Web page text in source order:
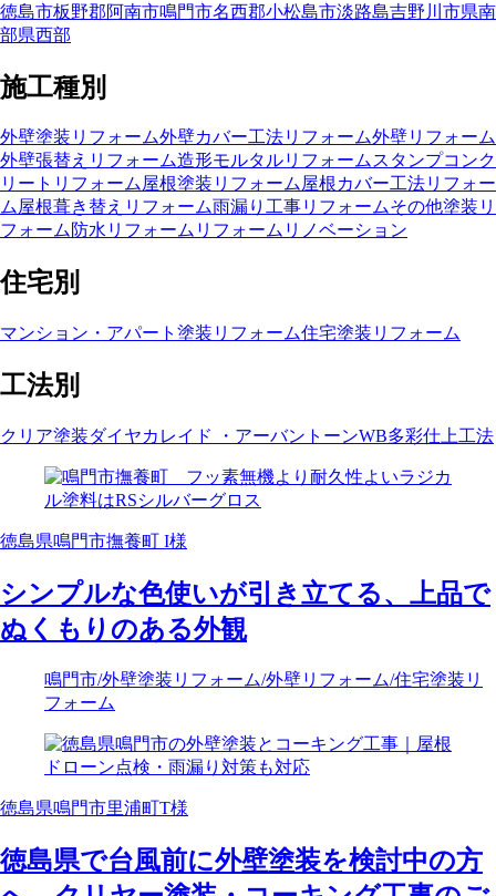
徳島市板野郡阿南市鳴門市名西郡小松島市淡路島吉野川市県南
部県西部
施工種別
外壁塗装リフォーム外壁カバー工法リフォーム外壁リフォーム
外壁張替えリフォーム造形モルタルリフォームスタンプコンク
リートリフォーム屋根塗装リフォーム屋根カバー工法リフォー
ム屋根葺き替えリフォーム雨漏り工事リフォームその他塗装リ
フォーム防水リフォーム リフォーム リノベーション
住宅別
マンション・アパート塗装リフォーム住宅塗装リフォーム
工法別
クリア塗装ダイヤカレイド ・アーバントーンWB多彩仕上工法
徳島県鳴門市撫養町 I様
シンプルな色使いが引き立てる、上品で
ぬくもりのある外観
鳴門市/外壁塗装リフォーム/外壁リフォーム/住宅塗装リ
フォーム
徳島県鳴門市里浦町T様
徳島県で台風前に外壁塗装を検討中の方